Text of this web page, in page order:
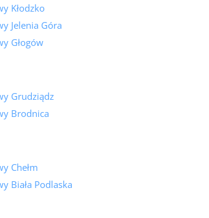
Kłodzko
Jelenia Góra
Głogów
Grudziądz
Brodnica
Chełm
Biała Podlaska